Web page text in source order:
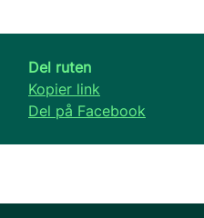
Del ruten
Kopier link
Del på Facebook